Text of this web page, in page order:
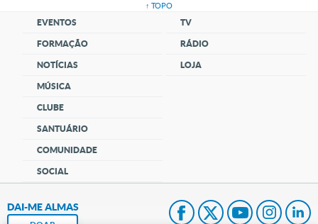
↑ TOPO
EVENTOS
FORMAÇÃO
NOTÍCIAS
MÚSICA
CLUBE
SANTUÁRIO
COMUNIDADE
SOCIAL
TV
RÁDIO
LOJA
DAI-ME ALMAS